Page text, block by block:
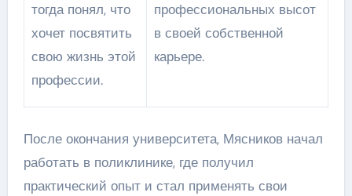
тогда понял, что
хочет посвятить
свою жизнь этой
профессии.
профессиональных высот
в своей собственной
карьере.
После окончания университета, Мясников начал
работать в поликлинике, где получил
практический опыт и стал применять свои